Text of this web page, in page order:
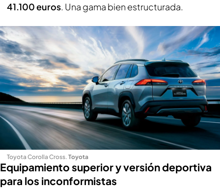
41.100 euros. Una gama bien estructurada.
Toyota Corolla Cross. Toyota
Equipamiento superior y versión deportiva
para los inconformistas